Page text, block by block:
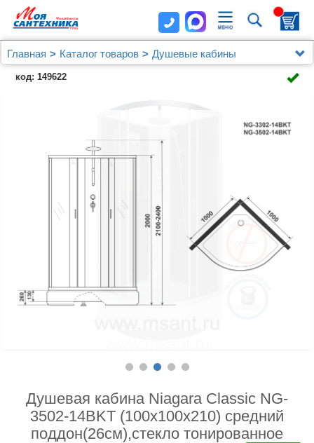
Главная Каталог товаров
Душевые кабины
Душевая кабина Niagara Classic NG-3502-14BKT
(100х100х210) средний поддон(26см),стекло
код: 149622
Душевая кабина Niagara Classic NG-
3502-14BKT (100х100х210) средний
поддон(26см),стекло тонированное